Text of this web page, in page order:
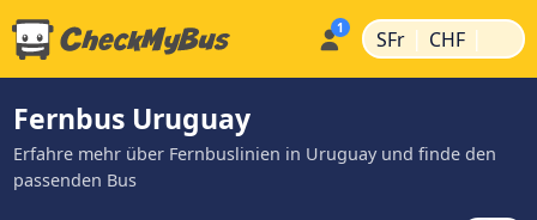
SFr | CHF |
Fernbus Uruguay
Erfahre mehr über Fernbuslinien in Uruguay und finde den
passenden Bus